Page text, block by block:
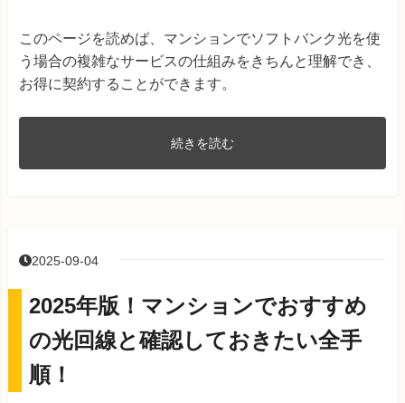
このページを読めば、マンションでソフトバンク光を使
う場合の複雑なサービスの仕組みをきちんと理解でき、
お得に契約することができます。
続きを読む
2025-09-04
2025年版！マンションでおすすめ
の光回線と確認しておきたい全手
順！